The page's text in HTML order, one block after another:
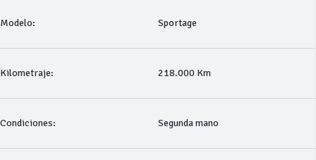
Modelo: Sportage
Kilometraje: 218.000 Km
Condiciones: Segunda mano